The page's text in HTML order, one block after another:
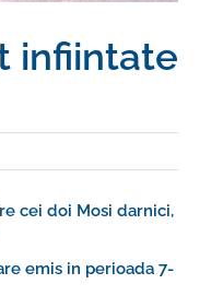
infiintate
cei doi Mosi darnici,
emis in perioada 7-